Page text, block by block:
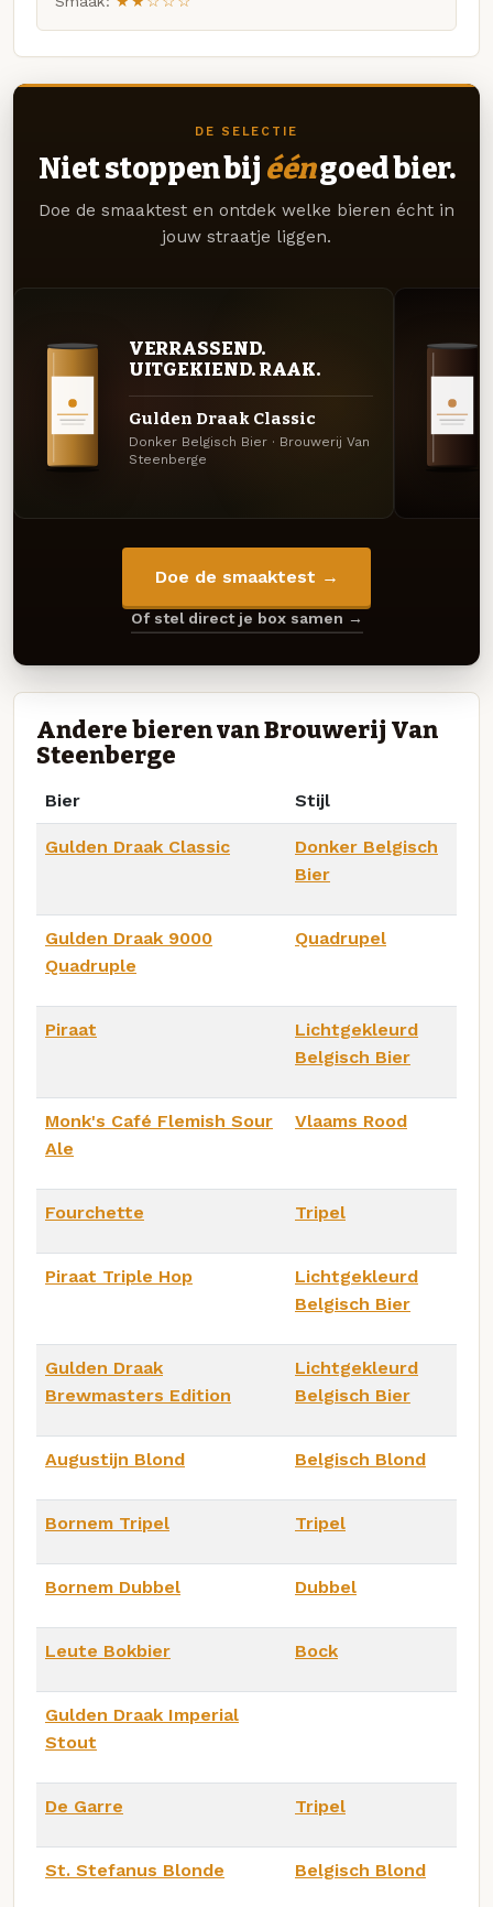
DE SELECTIE
Niet stoppen bij ééngoed bier.
Doe de smaaktest en ontdek welke bieren écht in
jouw straatje liggen.
VERRASSEND.
UITGEKIEND. RAAK.
Gulden Draak Classic
Donker Belgisch Bier · Brouwerij Van
Steenberge
Doe de smaaktest →
Of stel direct je box samen →
Andere bieren van Brouwerij Van
Steenberge
Bier Stijl
Gulden Draak Classic
Donker Belgisch
Bier
Gulden Draak 9000
Quadruple
Quadrupel
Piraat
Lichtgekleurd
Belgisch Bier
Monk's Café Flemish Sour
Ale
Vlaams Rood
Fourchette Tripel
Piraat Triple Hop
Lichtgekleurd
Belgisch Bier
Gulden Draak
Brewmasters Edition
Lichtgekleurd
Belgisch Bier
Augustijn Blond Belgisch Blond
Bornem Tripel Tripel
Bornem Dubbel Dubbel
Leute Bokbier Bock
Gulden Draak Imperial
Stout
De Garre Tripel
St. Stefanus Blonde Belgisch Blond